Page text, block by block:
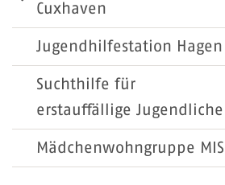
Cuxhaven
Jugendhilfestation Hagen
Suchthilfe für
erstauffällige Jugendliche
Mädchenwohngruppe